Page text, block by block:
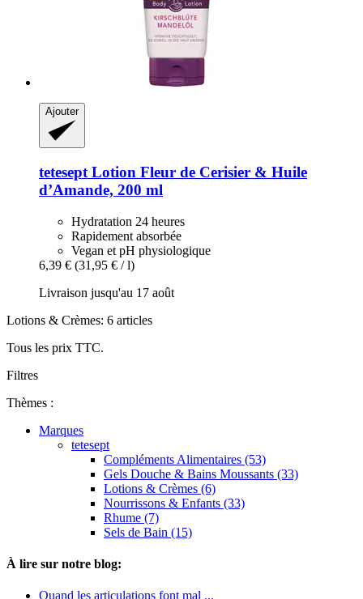
Ajouter
tetesept Lotion Fleur de Cerisier & Huile
d’Amande, 200 ml
Hydratation 24 heures
Rapidement absorbée
Vegan et pH physiologique
6,39 € (31,95 € / l)
Livraison jusqu'au 17 août
Lotions & Crèmes: 6 articles
Tous les prix TTC.
Filtres
Thèmes :
Marques
tetesept
Compléments Alimentaires (53)
Gels Douche & Bains Moussants (33)
Lotions & Crèmes (6)
Nourrissons & Enfants (33)
Rhume (7)
Sels de Bain (15)
À lire sur notre blog:
Quand les articulations font mal ...